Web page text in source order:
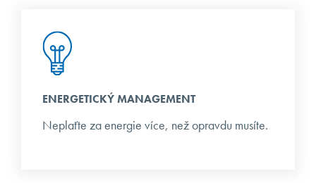
ENERGETICKÝ MANAGEMENT
Neplaťte za energie více, než opravdu musíte.